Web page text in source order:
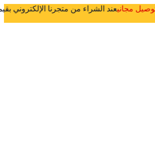
مجانيعند الشراء من متجرنا الإلكتروني